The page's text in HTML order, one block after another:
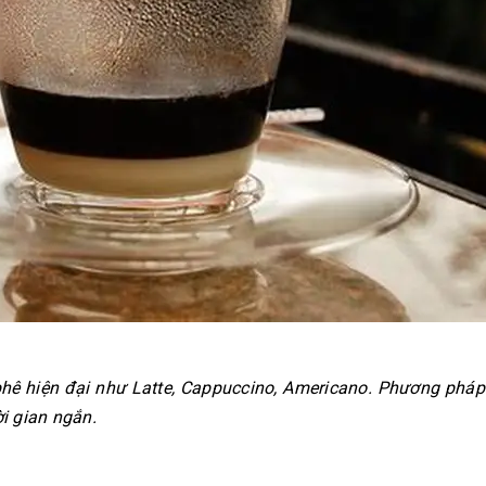
hiện đại như Latte, Cappuccino, Americano. Phương
gian ngắn.